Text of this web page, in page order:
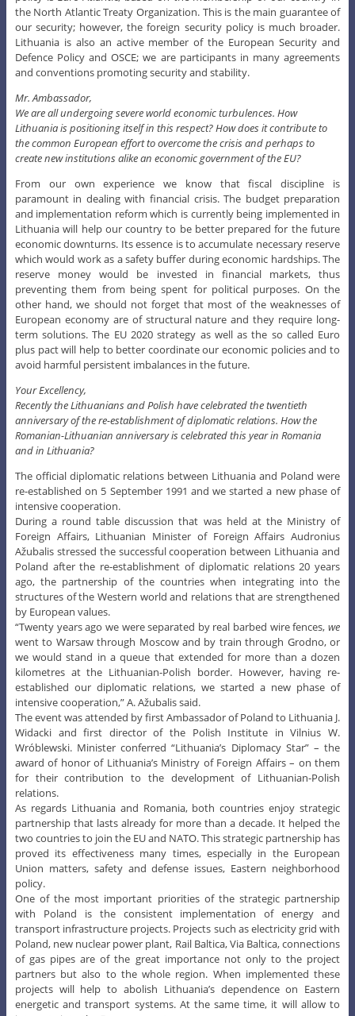
the North Atlantic Treaty Organization. This is the main guarantee of
our security; however, the foreign security policy is much broader.
Lithuania is also an active member of the European Security and
Defence Policy and OSCE; we are participants in many agreements
and conventions promoting security and stability.
Mr. Ambassador,
We are all undergoing severe world economic turbulences. How
Lithuania is positioning itself in this respect? How does it contribute to
the common European effort to overcome the crisis and perhaps to
create new institutions alike an economic government of the EU?
From our own experience we know that fiscal discipline is
paramount in dealing with financial crisis. The budget preparation
and implementation reform which is currently being implemented in
Lithuania will help our country to be better prepared for the future
economic downturns. Its essence is to accumulate necessary reserve
which would work as a safety buffer during economic hardships. The
reserve money would be invested in financial markets, thus
preventing them from being spent for political purposes. On the
other hand, we should not forget that most of the weaknesses of
European economy are of structural nature and they require long-
term solutions. The EU 2020 strategy as well as the so called Euro
plus pact will help to better coordinate our economic policies and to
avoid harmful persistent imbalances in the future.
Your Excellency,
Recently the Lithuanians and Polish have celebrated the twentieth
anniversary of the re-establishment of diplomatic relations. How the
Romanian-Lithuanian anniversary is celebrated this year in Romania
and in Lithuania?
The official diplomatic relations between Lithuania and Poland were
re-established on 5 September 1991 and we started a new phase of
intensive cooperation.
During a round table discussion that was held at the Ministry of
Foreign Affairs, Lithuanian Minister of Foreign Affairs Audronius
Ažubalis stressed the successful cooperation between Lithuania and
Poland after the re-establishment of diplomatic relations 20 years
ago, the partnership of the countries when integrating into the
structures of the Western world and relations that are strengthened
by European values.
“Twenty years ago we were separated by real barbed wire fences,we
went to Warsaw through Moscow and by train through Grodno, or
we would stand in a queue that extended for more than a dozen
kilometres at the Lithuanian-Polish border. However, having re-
established our diplomatic relations, we started a new phase of
intensive cooperation,” A. Ažubalis said.
The event was attended by first Ambassador of Poland to Lithuania J.
Widacki and first director of the Polish Institute in Vilnius W.
Wróblewski. Minister conferred “Lithuania’s Diplomacy Star” – the
award of honor of Lithuania’s Ministry of Foreign Affairs – on them
for their contribution to the development of Lithuanian-Polish
relations.
As regards Lithuania and Romania, both countries enjoy strategic
partnership that lasts already for more than a decade. It helped the
two countries to join the EU and NATO. This strategic partnership has
proved its effectiveness many times, especially in the European
Union matters, safety and defense issues, Eastern neighborhood
policy.
One of the most important priorities of the strategic partnership
with Poland is the consistent implementation of energy and
transport infrastructure projects. Projects such as electricity grid with
Poland, new nuclear power plant, Rail Baltica, Via Baltica, connections
of gas pipes are of the great importance not only to the project
partners but also to the whole region. When implemented these
projects will help to abolish Lithuania’s dependence on Eastern
energetic and transport systems. At the same time, it will allow to